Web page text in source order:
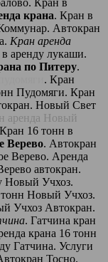
крана. Кран в
Автокран
Кран аренда
аренду лукаши.
по Питеру.
. Кран
Пудомяги. Кран
Новый Свет
аренда Новый
16 тонн в
Верево. Автокран
Верево. Аренда
автокран.
Новый Учхоз.
Новый Учхоз.
Учхоз Автокран.
. Гатчина кран
крана 16 тонн
Гатчина. Услуги
Тосно.